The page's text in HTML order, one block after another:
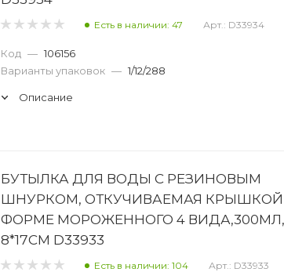
Есть в наличии: 47 Арт.: D33934
Код — 106156
Варианты упаковок — 1/12/288
Описание
БУТЫЛКА ДЛЯ ВОДЫ С РЕЗИНОВЫМ
ШНУРКОМ, ОТКУЧИВАЕМАЯ
ФОРМЕ МОРОЖЕННОГО 4 ВИДА,300МЛ,
8*17СМ D33933
Есть в наличии: 104 Арт.: D33933